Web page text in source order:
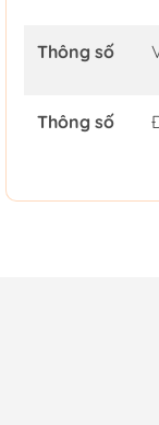
Thông số
Thông số